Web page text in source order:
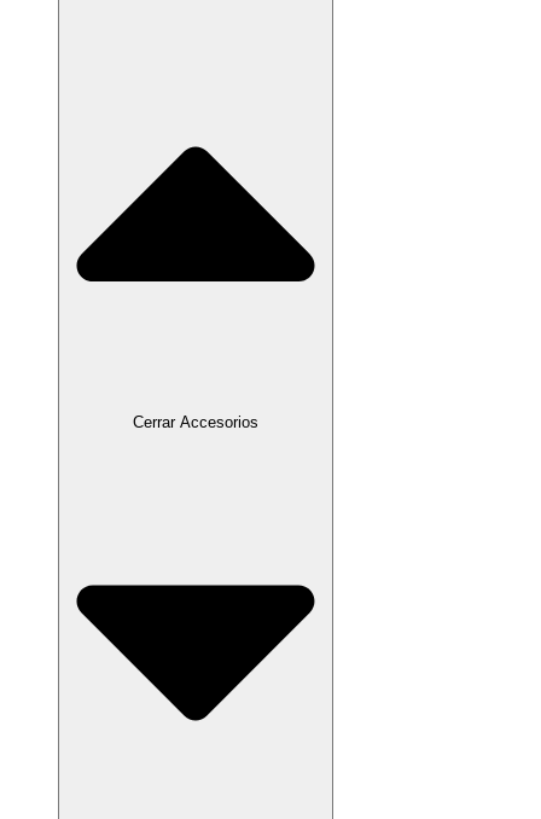
Cerrar Accesorios